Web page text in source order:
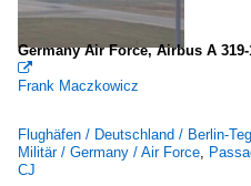
Germany Air Force, Airbus A 319-

Frank Maczkowicz
Flughäfen / Deutschland / Berlin-
Militär / Germany / Air Force,
CJ